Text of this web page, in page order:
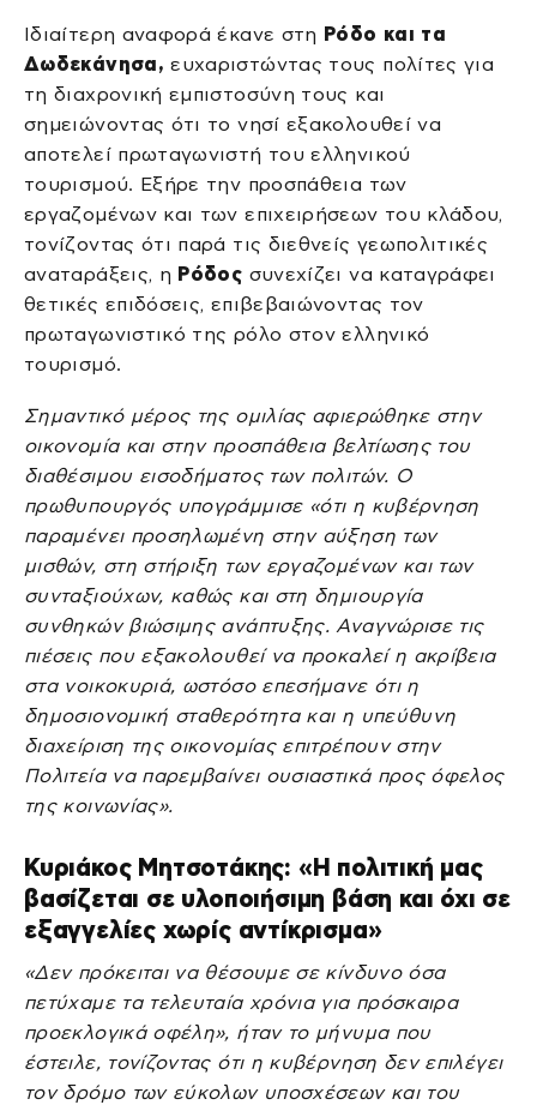
Ιδιαίτερη αναφορά έκανε στη Ρόδο και τα
Δωδεκάνησα, ευχαριστώντας τους πολίτες για
τη διαχρονική εμπιστοσύνη τους και
σημειώνοντας ότι το νησί εξακολουθεί να
αποτελεί πρωταγωνιστή του ελληνικού
τουρισμού. Εξήρε την προσπάθεια των
εργαζομένων και των επιχειρήσεων του κλάδου,
τονίζοντας ότι παρά τις διεθνείς γεωπολιτικές
αναταράξεις, η Ρόδος συνεχίζει να καταγράφει
θετικές επιδόσεις, επιβεβαιώνοντας τον
πρωταγωνιστικό της ρόλο στον ελληνικό
τουρισμό.
Σημαντικό μέρος της ομιλίας αφιερώθηκε στην
οικονομία και στην προσπάθεια βελτίωσης του
διαθέσιμου εισοδήματος των πολιτών. Ο
πρωθυπουργός υπογράμμισε «ότι η κυβέρνηση
παραμένει προσηλωμένη στην αύξηση των
μισθών, στη στήριξη των εργαζομένων και των
συνταξιούχων, καθώς και στη δημιουργία
συνθηκών βιώσιμης ανάπτυξης. Αναγνώρισε τις
πιέσεις που εξακολουθεί να προκαλεί η ακρίβεια
στα νοικοκυριά, ωστόσο επεσήμανε ότι η
δημοσιονομική σταθερότητα και η υπεύθυνη
διαχείριση της οικονομίας επιτρέπουν στην
Πολιτεία να παρεμβαίνει ουσιαστικά προς όφελος
της κοινωνίας».
Κυριάκος Μητσοτάκης: «Η πολιτική μας
βασίζεται σε υλοποιήσιμη βάση και όχι σε
εξαγγελίες χωρίς αντίκρισμα»
«Δεν πρόκειται να θέσουμε σε κίνδυνο όσα
πετύχαμε τα τελευταία χρόνια για πρόσκαιρα
προεκλογικά οφέλη», ήταν το μήνυμα που
έστειλε, τονίζοντας ότι η κυβέρνηση δεν επιλέγει
τον δρόμο των εύκολων υποσχέσεων και του